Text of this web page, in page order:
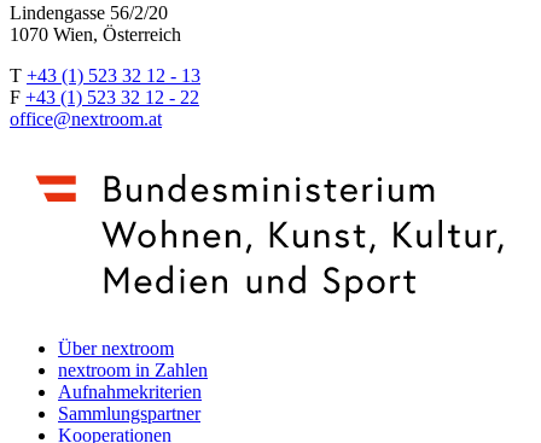
Lindengasse 56/2/20
1070 Wien, Österreich
T +43 (1) 523 32 12 - 13
F +43 (1) 523 32 12 - 22
office@nextroom.at
Über nextroom
nextroom in Zahlen
Aufnahmekriterien
Sammlungspartner
Kooperationen